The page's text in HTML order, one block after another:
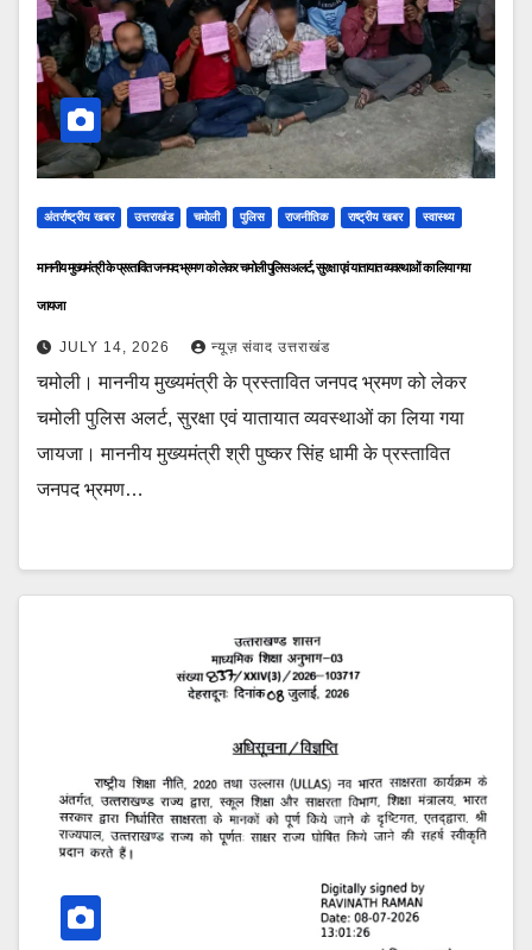
अंतर्राष्ट्रीय खबर उत्तराखंड चमोली पुलिस राजनीतिक राष्ट्रीय खबर स्वास्थ्य
माननीय मुख्यमंत्री के प्रस्तावित जनपद भ्रमण को लेकर चमोली पुलिस अलर्ट, सुरक्षा एवं यातायात व्यवस्थाओं का लिया गया
जायजा
JULY 14, 2026 न्यूज़ संवाद उत्तराखंड
चमोली। माननीय मुख्यमंत्री के प्रस्तावित जनपद भ्रमण को लेकर
चमोली पुलिस अलर्ट, सुरक्षा एवं यातायात व्यवस्थाओं का लिया गया
जायजा। माननीय मुख्यमंत्री श्री पुष्कर सिंह धामी के प्रस्तावित
जनपद भ्रमण…